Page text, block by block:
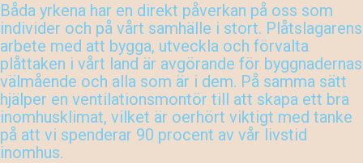
Båda yrkena har en direkt påverkan på oss som
individer och på vårt samhälle i stort. Plåtslagarens
arbete med att bygga, utveckla och förvalta
plåttaken i vårt land är avgörande för byggnadernas
välmående och alla som är i dem. På samma sätt
hjälper en ventilationsmontör till att skapa ett bra
inomhusklimat, vilket är oerhört viktigt med tanke
på att vi spenderar 90 procent av vår livstid
inomhus.